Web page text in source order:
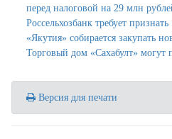
перед налоговой на 29 млн
Россельхозбанк требует
«Якутия» собирается закупать
Торговый дом «Сахабулт» могут
Версия для печати